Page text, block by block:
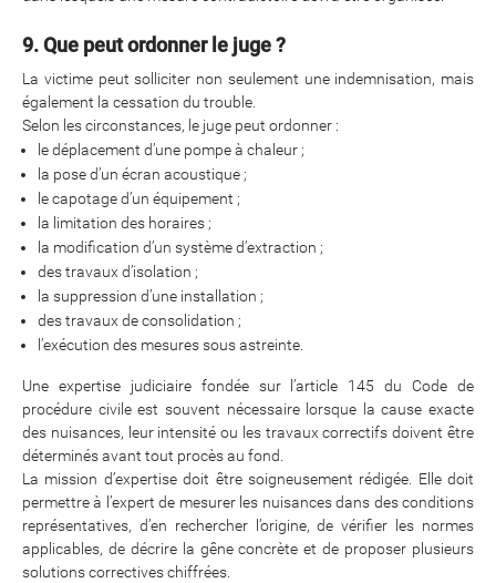
9. Que peut ordonner le juge ?
La victime peut solliciter non seulement une indemnisation, mais
également la cessation du trouble.
Selon les circonstances, le juge peut ordonner :
le déplacement d’une pompe à chaleur ;
la pose d’un écran acoustique ;
le capotage d’un équipement ;
la limitation des horaires ;
la modification d’un système d’extraction ;
des travaux d’isolation ;
la suppression d’une installation ;
des travaux de consolidation ;
l’exécution des mesures sous astreinte.
Une expertise judiciaire fondée sur l’article 145 du Code de
procédure civile est souvent nécessaire lorsque la cause exacte
des nuisances, leur intensité ou les travaux correctifs doivent être
déterminés avant tout procès au fond.
La mission d’expertise doit être soigneusement rédigée. Elle doit
permettre à l’expert de mesurer les nuisances dans des conditions
représentatives, d’en rechercher l’origine, de vérifier les normes
applicables, de décrire la gêne concrète et de proposer plusieurs
solutions correctives chiffrées.